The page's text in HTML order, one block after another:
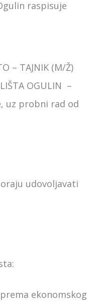
raspisuje
– TAJNIK (M/Ž)
OGULIN –
uz probni rad od
udovoljavati
ekonomskog